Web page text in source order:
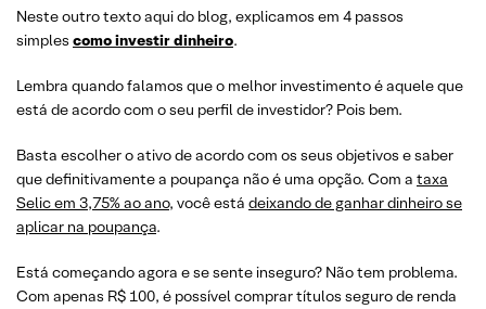
Neste outro texto aqui do blog, explicamos em 4 passos
simples como investir dinheiro.
Lembra quando falamos que o melhor investimento é aquele que
está de acordo com o seu perfil de investidor? Pois bem.
Basta escolher o ativo de acordo com os seus objetivos e saber
que definitivamente a poupança não é uma opção. Com a taxa
Selic em 3,75% ao ano, você está deixando de ganhar dinheiro se
aplicar na poupança.
Está começando agora e se sente inseguro? Não tem problema.
Com apenas R$ 100, é possível comprar títulos seguro de renda